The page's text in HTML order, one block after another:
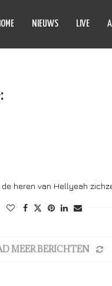
NIEUWS LIVE
heren van Hellyeah
MEER BERICHTEN